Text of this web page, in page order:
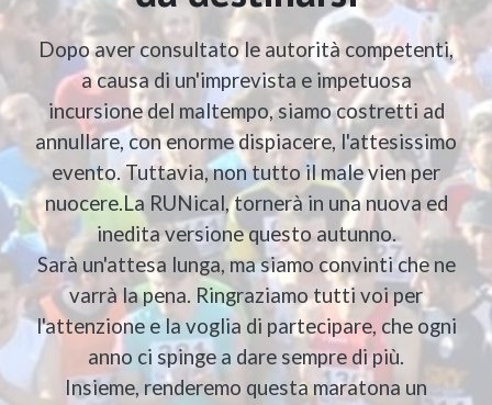
Dopo aver consultato le autorità competenti,
a causa di un'imprevista e impetuosa
incursione del maltempo, siamo costretti ad
annullare, con enorme dispiacere, l'attesissimo
evento. Tuttavia, non tutto il male vien per
nuocere.La RUNical, tornerà in una nuova ed
inedita versione questo autunno.
Sarà un'attesa lunga, ma siamo convinti che ne
varrà la pena. Ringraziamo tutti voi per
l'attenzione e la voglia di partecipare, che ogni
anno ci spinge a dare sempre di più.
Insieme, renderemo questa maratona un